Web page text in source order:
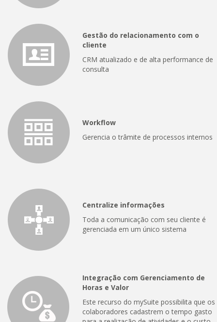
Gestão do relacionamento com o
cliente
CRM atualizado e de alta performance de
consulta
Workflow
Gerencia o trâmite de processos internos
Centralize informações
Toda a comunicação com seu cliente é
gerenciada em um único sistema
Integração com Gerenciamento de
Horas e Valor
Este recurso do mySuite possibilita que os
colaboradores cadastrem o tempo gasto